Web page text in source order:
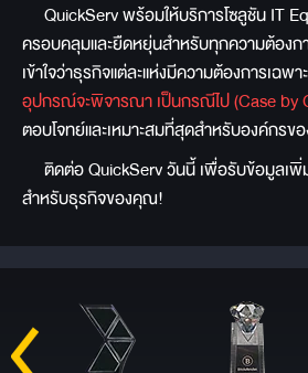
QuickServ พร้อมให้บริการโซลูชัน IT
ครอบคลุมและยืดหยุ่นสำหรับทุกความต้องก
เข้าใจว่าธุรกิจแต่ละแห่งมีความต้องการเฉพ
อุปกรณ์จะพิจารณา เป็นกรณีไป (Case by
ตอบโจทย์และเหมาะสมที่สุดสำหรับองค์กรข
ติดต่อ QuickServ วันนี้ เพื่อรับข้อมูลเพิ่ม
สำหรับธุรกิจของคุณ!